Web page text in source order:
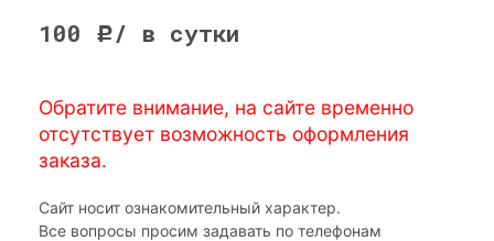
100 Р / в сутки
Обратите внимание, на сайте временно
отсутствует возможность оформления
заказа.
Сайт носит ознакомительный характер.
Все вопросы просим задавать по телефонам